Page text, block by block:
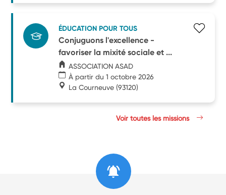
ÉDUCATION POUR TOUS
Conjuguons l'excellence -
favoriser la mixité sociale et ...
ASSOCIATION ASAD
À partir du 1 octobre 2026
La Courneuve (93120)
Voir toutes les missions